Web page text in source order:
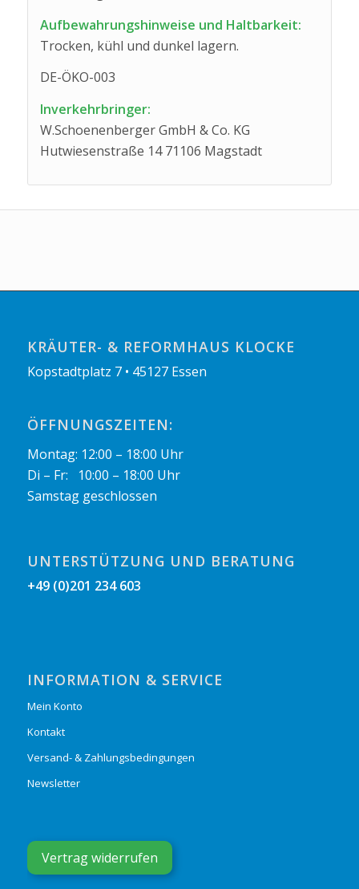
Aufbewahrungshinweise und Haltbarkeit:
Trocken, kühl und dunkel lagern.
DE-ÖKO-003
Inverkehrbringer:
W.Schoenenberger GmbH & Co. KG
Hutwiesenstraße 14 71106 Magstadt
KRÄUTER- & REFORMHAUS KLOCKE
Kopstadtplatz 7 • 45127 Essen
ÖFFNUNGSZEITEN:
Montag: 12:00 – 18:00 Uhr
Di – Fr: 10:00 – 18:00 Uhr
Samstag geschlossen
UNTERSTÜTZUNG UND BERATUNG
+49 (0)201 234 603
INFORMATION & SERVICE
Mein Konto
Kontakt
Versand- & Zahlungsbedingungen
Newsletter
Vertrag widerrufen